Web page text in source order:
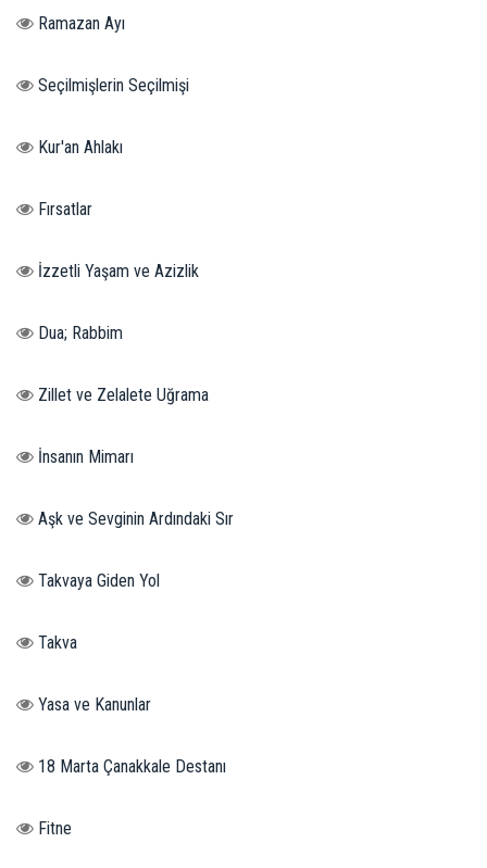
Ramazan Ayı
Seçilmişlerin Seçilmişi
Kur'an Ahlakı
Fırsatlar
İzzetli Yaşam ve Azizlik
Dua; Rabbim
Zillet ve Zelalete Uğrama
İnsanın Mimarı
Aşk ve Sevginin Ardındaki Sır
Takvaya Giden Yol
Takva
Yasa ve Kanunlar
18 Marta Çanakkale Destanı
Fitne